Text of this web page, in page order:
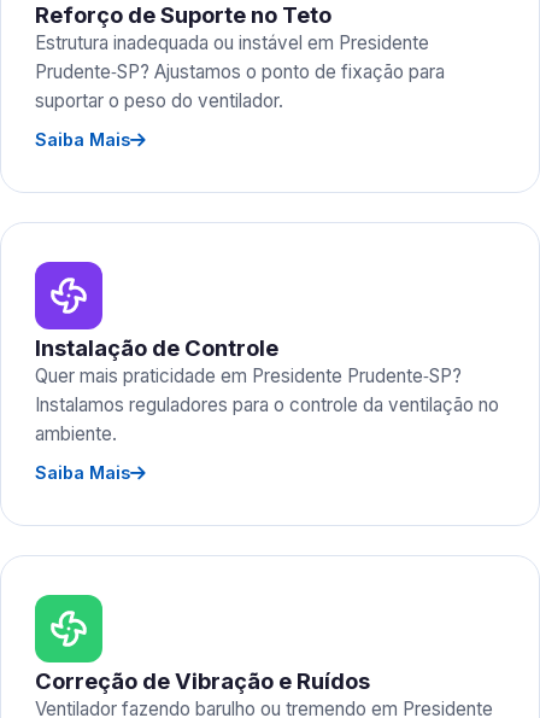
Reforço de Suporte no Teto
Estrutura inadequada ou instável em Presidente
Prudente‑SP? Ajustamos o ponto de fixação para
suportar o peso do ventilador.
Saiba Mais
Instalação de Controle
Quer mais praticidade em Presidente Prudente‑SP?
Instalamos reguladores para o controle da ventilação no
ambiente.
Saiba Mais
Correção de Vibração e Ruídos
Ventilador fazendo barulho ou tremendo em Presidente